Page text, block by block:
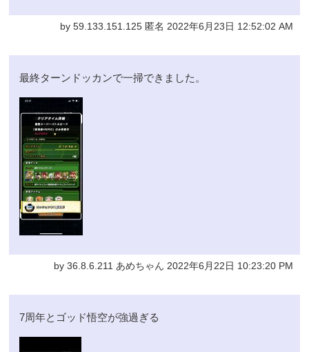
by 59.133.151.125 匿名 2022年6月23日 12:52:02 AM
最終ターンドッカンで一掃できました。
by 36.8.6.211 あめちゃん 2022年6月22日 10:23:20 PM
7周年とゴッド悟空が強過ぎる